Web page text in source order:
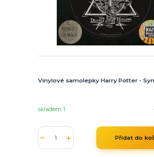
Vinylové samolepky Harry Potter -
skladem 1
Přidat do